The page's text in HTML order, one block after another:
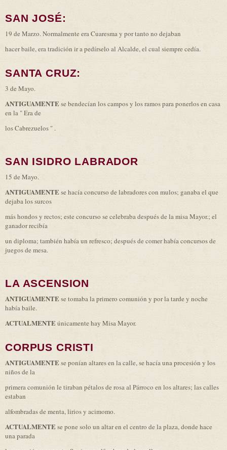
SAN JOSÉ:
19 de Marzo. Normalmente era Cuaresma y por tanto no dejaban
hacer baile, era tradición ir a pedírselo al Alcalde, el cual siempre cedía.
SANTA CRUZ:
3 de Mayo.
ANTIGUAMENTEse bendecían los campos y los ramos para ponerlos en casa
en la " Era de
los Cabrezuelos " .
SAN ISIDRO LABRADOR
15 de Mayo.
ANTIGUAMENTEse hacía concurso de labradores con mulos; ganaba el que
dejaba los surcos
más hondos y rectos; este concurso se celebraba después de la misa Mayor.; el
ganador recibía
un diploma; también había un refresco; después de comer había concursos de
juegos de mesa.
LA ASCENSION
ANTIGUAMENTEse tomaba la primero comunión y por la tarde y noche
había baile.
ACTUALMENTEúnicamente hay Misa Mayor.
CORPUS CRISTI
ANTIGUAMENTEse ponían altares en la calle, se hacía una procesión y los
niños de la
primera comunión le tiraban pétalos de rosa al Párroco en los altares; las calles
estaban
alfombradas de menta, lirios y acimomo.
ACTUALMENTEse pone solo un altar en el centro de la plaza, donde hace
una parada